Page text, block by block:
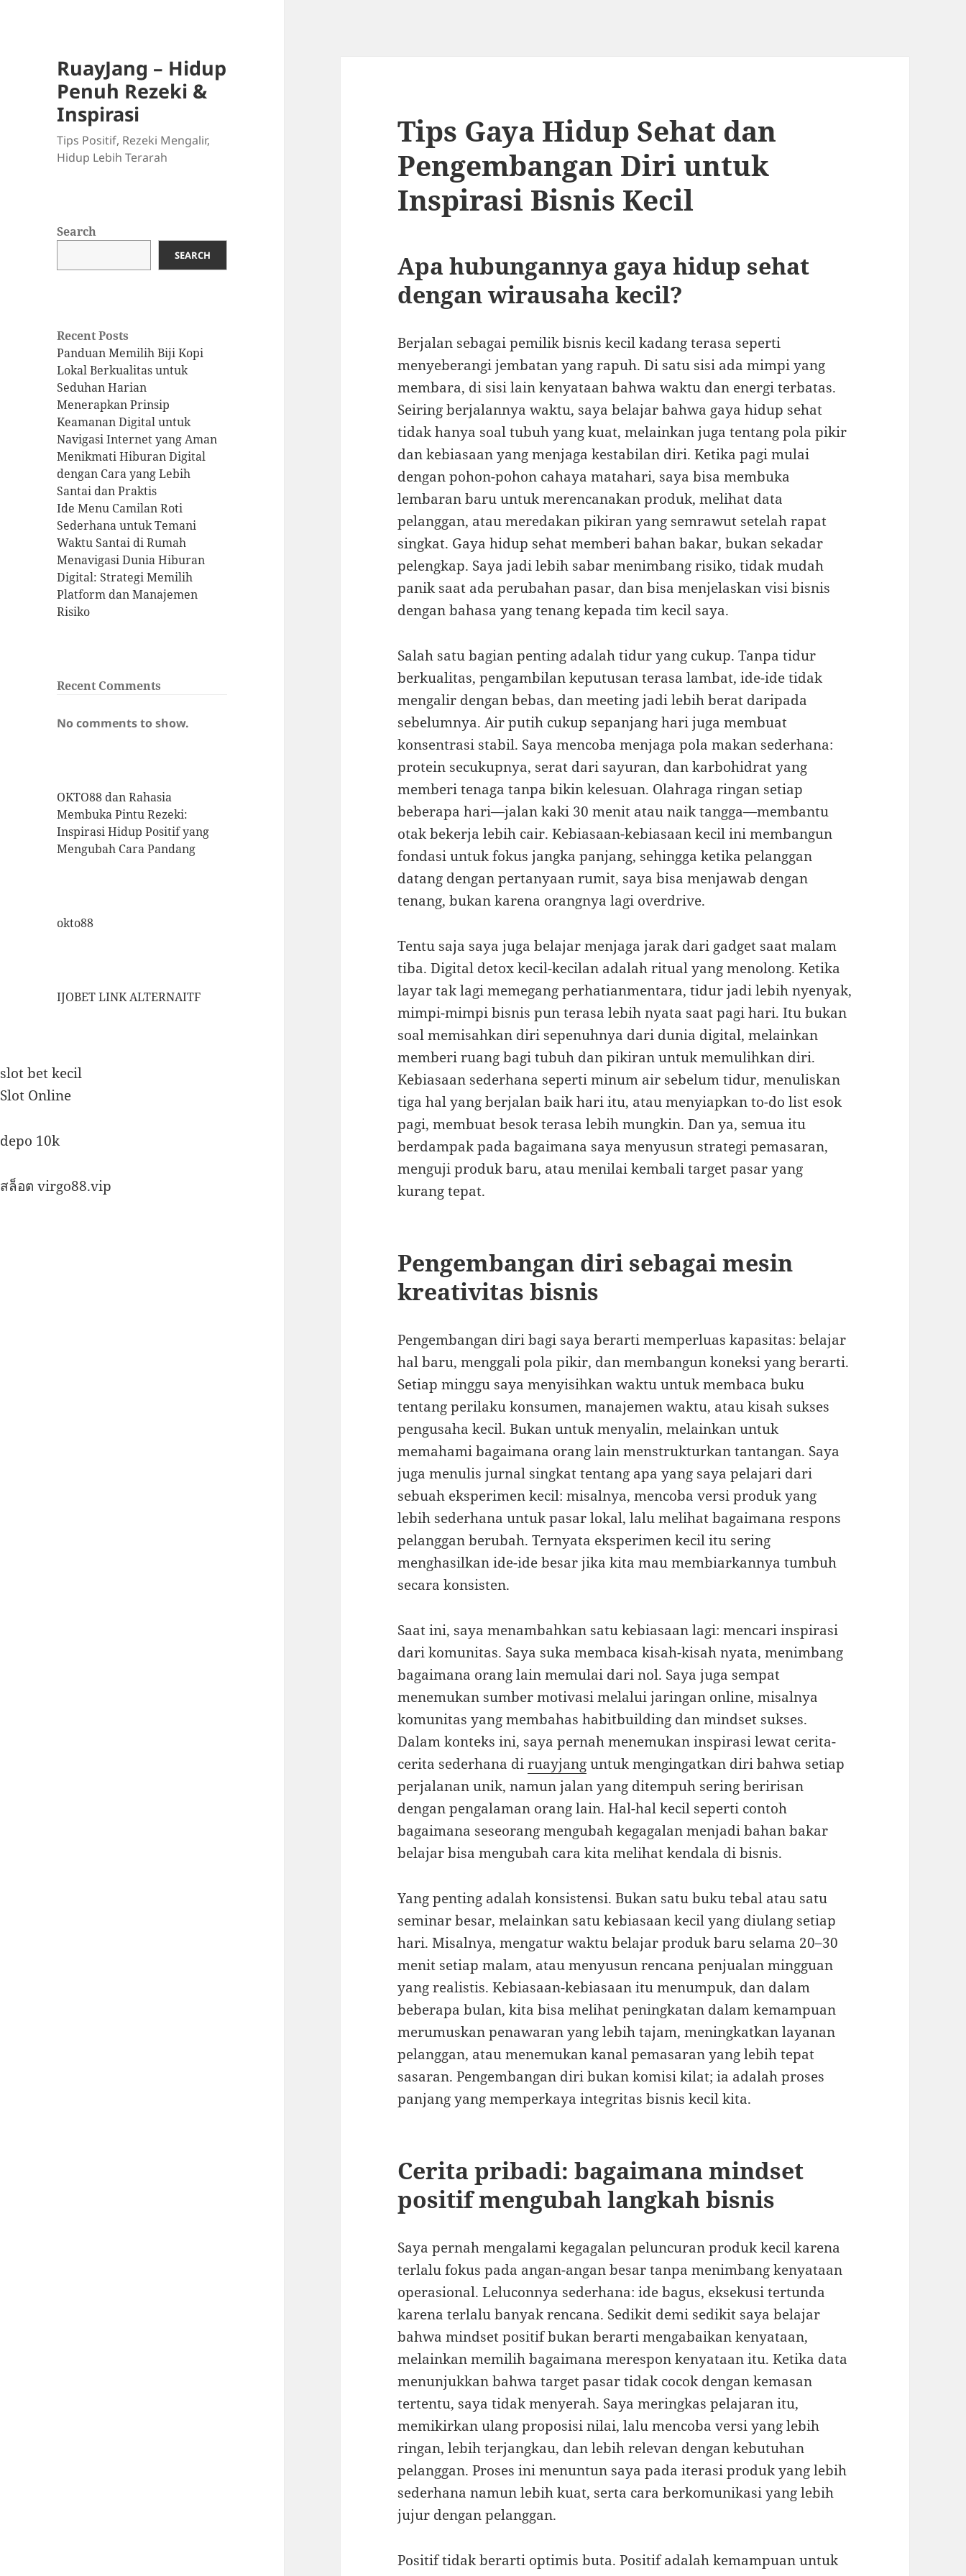
RuayJang – Hidup
Penuh Rezeki &
Inspirasi
Tips Positif, Rezeki Mengalir,
Hidup Lebih Terarah
Search
SEARCH
Recent Posts
Panduan Memilih Biji Kopi
Lokal Berkualitas untuk
Seduhan Harian
Menerapkan Prinsip
Keamanan Digital untuk
Navigasi Internet yang Aman
Menikmati Hiburan Digital
dengan Cara yang Lebih
Santai dan Praktis
Ide Menu Camilan Roti
Sederhana untuk Temani
Waktu Santai di Rumah
Menavigasi Dunia Hiburan
Digital: Strategi Memilih
Platform dan Manajemen
Risiko
Recent Comments
No comments to show.
OKTO88 dan Rahasia
Membuka Pintu Rezeki:
Inspirasi Hidup Positif yang
Mengubah Cara Pandang
okto88
IJOBET LINK ALTERNAITF
slot bet kecil
Slot Online
depo 10k
สล็อต virgo88.vip
Tips Gaya Hidup Sehat dan
Pengembangan Diri untuk
Inspirasi Bisnis Kecil
Apa hubungannya gaya hidup sehat
dengan wirausaha kecil?
Berjalan sebagai pemilik bisnis kecil kadang terasa seperti
menyeberangi jembatan yang rapuh. Di satu sisi ada mimpi yang
membara, di sisi lain kenyataan bahwa waktu dan energi terbatas.
Seiring berjalannya waktu, saya belajar bahwa gaya hidup sehat
tidak hanya soal tubuh yang kuat, melainkan juga tentang pola pikir
dan kebiasaan yang menjaga kestabilan diri. Ketika pagi mulai
dengan pohon-pohon cahaya matahari, saya bisa membuka
lembaran baru untuk merencanakan produk, melihat data
pelanggan, atau meredakan pikiran yang semrawut setelah rapat
singkat. Gaya hidup sehat memberi bahan bakar, bukan sekadar
pelengkap. Saya jadi lebih sabar menimbang risiko, tidak mudah
panik saat ada perubahan pasar, dan bisa menjelaskan visi bisnis
dengan bahasa yang tenang kepada tim kecil saya.
Salah satu bagian penting adalah tidur yang cukup. Tanpa tidur
berkualitas, pengambilan keputusan terasa lambat, ide-ide tidak
mengalir dengan bebas, dan meeting jadi lebih berat daripada
sebelumnya. Air putih cukup sepanjang hari juga membuat
konsentrasi stabil. Saya mencoba menjaga pola makan sederhana:
protein secukupnya, serat dari sayuran, dan karbohidrat yang
memberi tenaga tanpa bikin kelesuan. Olahraga ringan setiap
beberapa hari—jalan kaki 30 menit atau naik tangga—membantu
otak bekerja lebih cair. Kebiasaan-kebiasaan kecil ini membangun
fondasi untuk fokus jangka panjang, sehingga ketika pelanggan
datang dengan pertanyaan rumit, saya bisa menjawab dengan
tenang, bukan karena orangnya lagi overdrive.
Tentu saja saya juga belajar menjaga jarak dari gadget saat malam
tiba. Digital detox kecil-kecilan adalah ritual yang menolong. Ketika
layar tak lagi memegang perhatianmentara, tidur jadi lebih nyenyak,
mimpi-mimpi bisnis pun terasa lebih nyata saat pagi hari. Itu bukan
soal memisahkan diri sepenuhnya dari dunia digital, melainkan
memberi ruang bagi tubuh dan pikiran untuk memulihkan diri.
Kebiasaan sederhana seperti minum air sebelum tidur, menuliskan
tiga hal yang berjalan baik hari itu, atau menyiapkan to-do list esok
pagi, membuat besok terasa lebih mungkin. Dan ya, semua itu
berdampak pada bagaimana saya menyusun strategi pemasaran,
menguji produk baru, atau menilai kembali target pasar yang
kurang tepat.
Pengembangan diri sebagai mesin
kreativitas bisnis
Pengembangan diri bagi saya berarti memperluas kapasitas: belajar
hal baru, menggali pola pikir, dan membangun koneksi yang berarti.
Setiap minggu saya menyisihkan waktu untuk membaca buku
tentang perilaku konsumen, manajemen waktu, atau kisah sukses
pengusaha kecil. Bukan untuk menyalin, melainkan untuk
memahami bagaimana orang lain menstrukturkan tantangan. Saya
juga menulis jurnal singkat tentang apa yang saya pelajari dari
sebuah eksperimen kecil: misalnya, mencoba versi produk yang
lebih sederhana untuk pasar lokal, lalu melihat bagaimana respons
pelanggan berubah. Ternyata eksperimen kecil itu sering
menghasilkan ide-ide besar jika kita mau membiarkannya tumbuh
secara konsisten.
Saat ini, saya menambahkan satu kebiasaan lagi: mencari inspirasi
dari komunitas. Saya suka membaca kisah-kisah nyata, menimbang
bagaimana orang lain memulai dari nol. Saya juga sempat
menemukan sumber motivasi melalui jaringan online, misalnya
komunitas yang membahas habitbuilding dan mindset sukses.
Dalam konteks ini, saya pernah menemukan inspirasi lewat cerita-
cerita sederhana diruayjanguntuk mengingatkan diri bahwa setiap
perjalanan unik, namun jalan yang ditempuh sering beririsan
dengan pengalaman orang lain. Hal-hal kecil seperti contoh
bagaimana seseorang mengubah kegagalan menjadi bahan bakar
belajar bisa mengubah cara kita melihat kendala di bisnis.
Yang penting adalah konsistensi. Bukan satu buku tebal atau satu
seminar besar, melainkan satu kebiasaan kecil yang diulang setiap
hari. Misalnya, mengatur waktu belajar produk baru selama 20–30
menit setiap malam, atau menyusun rencana penjualan mingguan
yang realistis. Kebiasaan-kebiasaan itu menumpuk, dan dalam
beberapa bulan, kita bisa melihat peningkatan dalam kemampuan
merumuskan penawaran yang lebih tajam, meningkatkan layanan
pelanggan, atau menemukan kanal pemasaran yang lebih tepat
sasaran. Pengembangan diri bukan komisi kilat; ia adalah proses
panjang yang memperkaya integritas bisnis kecil kita.
Cerita pribadi: bagaimana mindset
positif mengubah langkah bisnis
Saya pernah mengalami kegagalan peluncuran produk kecil karena
terlalu fokus pada angan-angan besar tanpa menimbang kenyataan
operasional. Leluconnya sederhana: ide bagus, eksekusi tertunda
karena terlalu banyak rencana. Sedikit demi sedikit saya belajar
bahwa mindset positif bukan berarti mengabaikan kenyataan,
melainkan memilih bagaimana merespon kenyataan itu. Ketika data
menunjukkan bahwa target pasar tidak cocok dengan kemasan
tertentu, saya tidak menyerah. Saya meringkas pelajaran itu,
memikirkan ulang proposisi nilai, lalu mencoba versi yang lebih
ringan, lebih terjangkau, dan lebih relevan dengan kebutuhan
pelanggan. Proses ini menuntun saya pada iterasi produk yang lebih
sederhana namun lebih kuat, serta cara berkomunikasi yang lebih
jujur dengan pelanggan.
Positif tidak berarti optimis buta. Positif adalah kemampuan untuk